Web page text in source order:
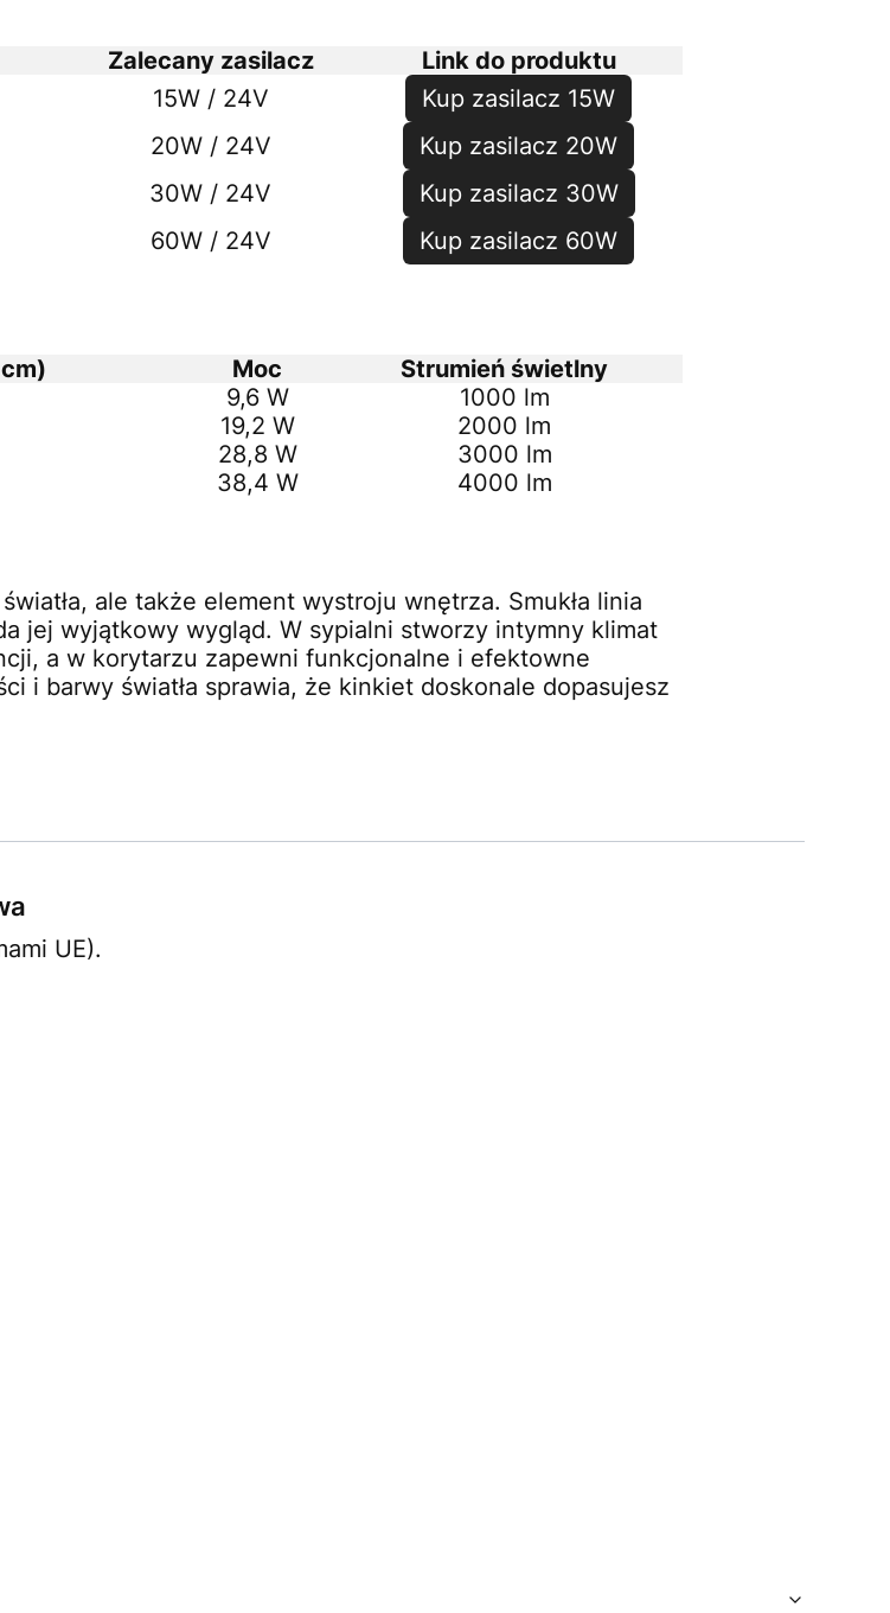
Zalecany zasilacz
Link do produktu
15W / 24V
Kup zasilacz 15W
20W / 24V
Kup zasilacz 20W
30W / 24V
Kup zasilacz 30W
60W / 24V Kup zasilacz 60W
Moc
Strumień świetlny
9,6 W
1000 lm
19,2 W
2000 lm
28,8 W
3000 lm
38,4 W 4000 lm
ale także element wystroju wnętrza. Smukła linia
jej wyjątkowy wygląd. W sypialni stworzy intymny klimat
a w korytarzu zapewni funkcjonalne i efektowne
i barwy światła sprawia, że kinkiet doskonale dopasujesz
UE).